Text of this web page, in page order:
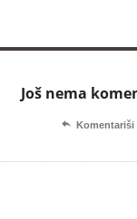
Još nema
 Komentariši